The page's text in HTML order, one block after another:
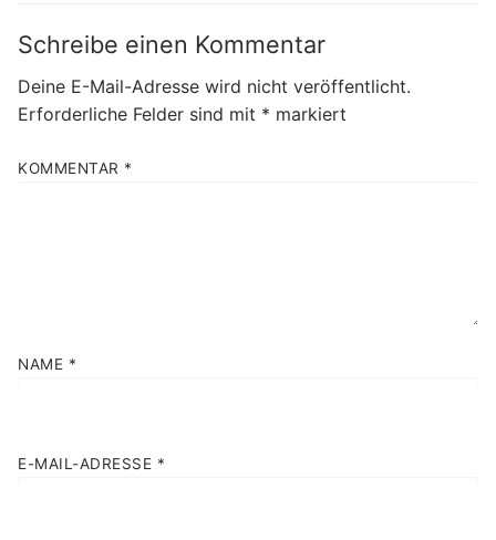
Schreibe einen Kommentar
Deine E-Mail-Adresse wird nicht veröffentlicht.
Erforderliche Felder sind mit * markiert
KOMMENTAR *
NAME *
E-MAIL-ADRESSE *